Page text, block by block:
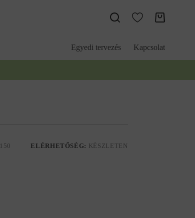
Kosár
Egyedi tervezés Kapcsolat
ELÉRHETŐSÉG: KÉSZLETEN